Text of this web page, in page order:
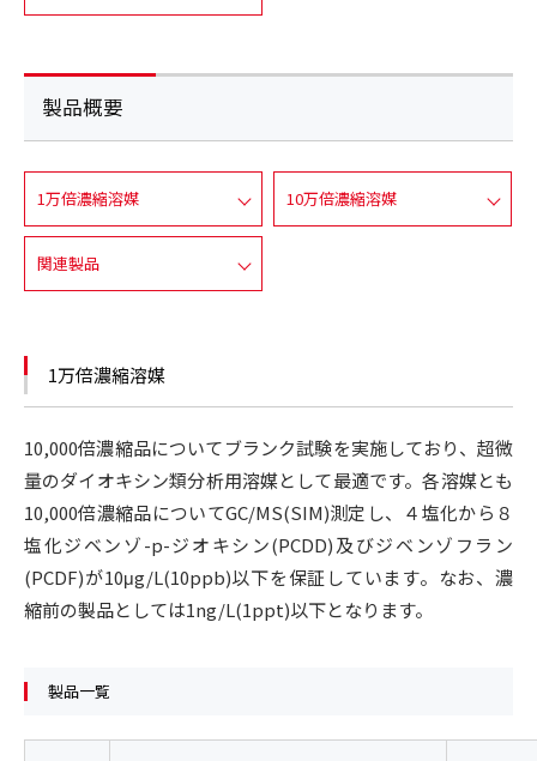
製品概要
1万倍濃縮溶媒 10万倍濃縮溶媒
関連製品
1万倍濃縮溶媒
10,000倍濃縮品についてブランク試験を実施しており、超微
量のダイオキシン類分析用溶媒として最適です。各溶媒とも
10,000倍濃縮品についてGC/MS(SIM)測定し、４塩化から８
塩化ジベンゾ-p-ジオキシン(PCDD)及びジベンゾフラン
(PCDF)が10μg/L(10ppb)以下を保証しています。なお、濃
縮前の製品としては1ng/L(1ppt)以下となります。
製品一覧